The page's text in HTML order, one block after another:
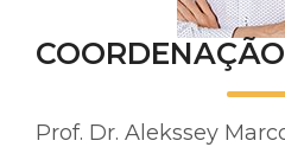
COORDENAÇÃO
Prof. Dr. Alekssey